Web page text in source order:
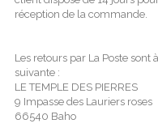
réception de la commande.
Les retours par La Poste sont
suivante :
LE TEMPLE DES PIERRES
9 Impasse des Lauriers roses
66540 Baho